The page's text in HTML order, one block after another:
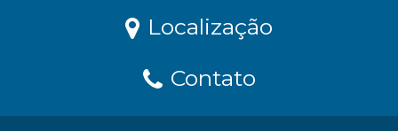
Localização
Contato